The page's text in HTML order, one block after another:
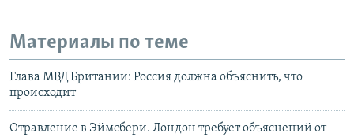
Материалы по теме
Глава МВД Британии: Россия должна объяснить, что
происходит
Отравление в Эймсбери. Лондон требует объяснений от